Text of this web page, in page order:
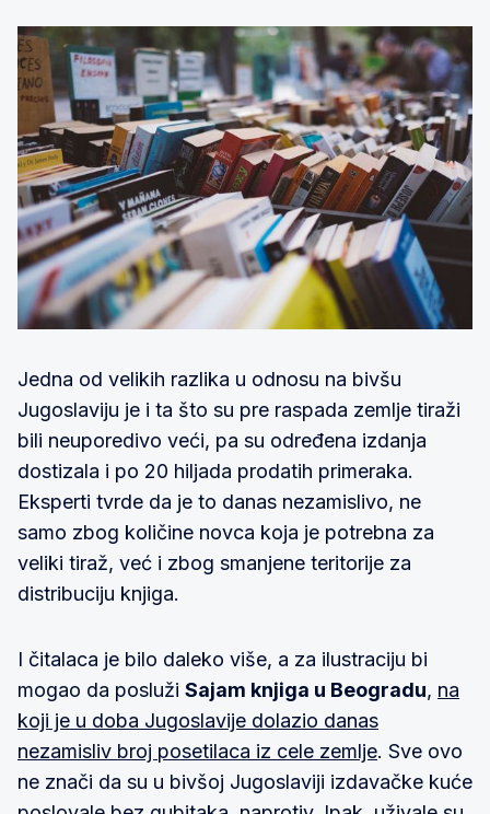
Jedna od velikih razlika u odnosu na bivšu
Jugoslaviju je i ta što su pre raspada zemlje tiraži
bili neuporedivo veći, pa su određena izdanja
dostizala i po 20 hiljada prodatih primeraka.
Eksperti tvrde da je to danas nezamislivo, ne
samo zbog količine novca koja je potrebna za
veliki tiraž, već i zbog smanjene teritorije za
distribuciju knjiga.
I čitalaca je bilo daleko više, a za ilustraciju bi
mogao da posluži Sajam knjiga u Beogradu, na
koji je u doba Jugoslavije dolazio danas
nezamisliv broj posetilaca iz cele zemlje. Sve ovo
ne znači da su u bivšoj Jugoslaviji izdavačke kuće